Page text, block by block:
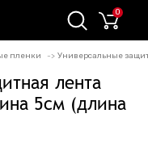
0
пленки Универсальные
лента
5см (длина